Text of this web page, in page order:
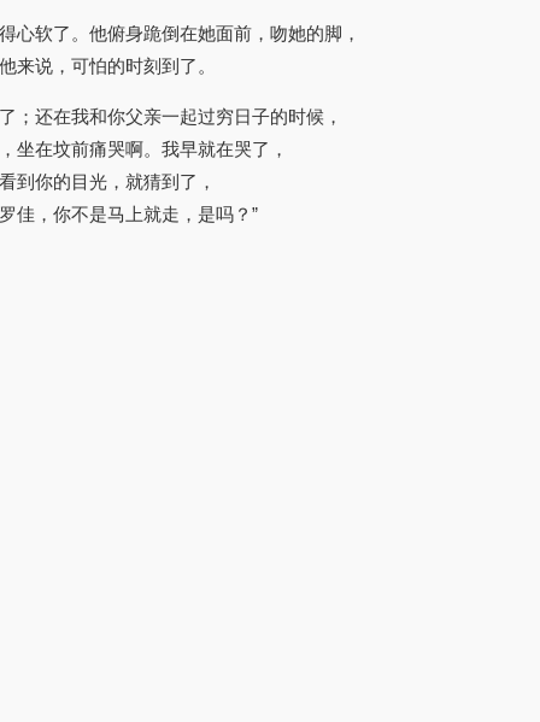
心软了。他俯身跪倒在她面前，吻她的脚，
来说，可怕的时刻到了。
；还在我和你父亲一起过穷日子的时候，
坐在坟前痛哭啊。我早就在哭了，
到你的目光，就猜到了，
佳，你不是马上就走，是吗？”